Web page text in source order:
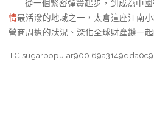
從一個緊密彈簧起步，到成為中
情最活潑的地域之一，太倉這座江南
營商周遭的狀況、深化全球財產鏈一
TC:sugarpopular900